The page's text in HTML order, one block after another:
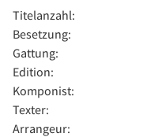
Titelanzahl:
Besetzung:
Gattung:
Edition:
Komponist:
Texter:
Arrangeur: